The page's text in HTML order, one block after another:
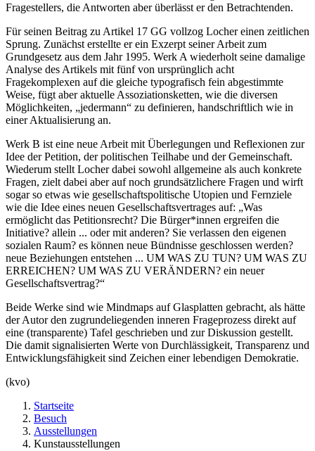
Fragestellers, die Antworten aber überlässt er den Betrachtenden.
Für seinen Beitrag zu Artikel 17 GG vollzog Locher einen zeitlichen
Sprung. Zunächst erstellte er ein Exzerpt seiner Arbeit zum
Grundgesetz aus dem Jahr 1995. Werk A wiederholt seine damalige
Analyse des Artikels mit fünf von ursprünglich acht
Fragekomplexen auf die gleiche typografisch fein abgestimmte
Weise, fügt aber aktuelle Assoziationsketten, wie die diversen
Möglichkeiten, „jedermann“ zu definieren, handschriftlich wie in
einer Aktualisierung an.
Werk B ist eine neue Arbeit mit Überlegungen und Reflexionen zur
Idee der Petition, der politischen Teilhabe und der Gemeinschaft.
Wiederum stellt Locher dabei sowohl allgemeine als auch konkrete
Fragen, zielt dabei aber auf noch grundsätzlichere Fragen und wirft
sogar so etwas wie gesellschaftspolitische Utopien und Fernziele
wie die Idee eines neuen Gesellschaftsvertrages auf: „Was
ermöglicht das Petitionsrecht? Die Bürger*innen ergreifen die
Initiative? allein ... oder mit anderen? Sie verlassen den eigenen
sozialen Raum? es können neue Bündnisse geschlossen werden?
neue Beziehungen entstehen ... UM WAS ZU TUN? UM WAS ZU
ERREICHEN? UM WAS ZU VERÄNDERN? ein neuer
Gesellschaftsvertrag?“
Beide Werke sind wie Mindmaps auf Glasplatten gebracht, als hätte
der Autor den zugrundeliegenden inneren Frageprozess direkt auf
eine (transparente) Tafel geschrieben und zur Diskussion gestellt.
Die damit signalisierten Werte von Durchlässigkeit, Transparenz und
Entwicklungsfähigkeit sind Zeichen einer lebendigen Demokratie.
(kvo)
Startseite
Besuch
Ausstellungen
Kunstausstellungen